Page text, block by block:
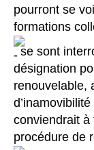
pourront se
formations
se sont
désignation
renouvelable,
conviendrait à
procédure de